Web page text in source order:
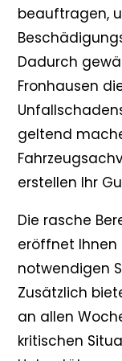
beauftragen,
Dadurch
Fronhausen
geltend
erstellen Ihr
Die rasche
eröffnet Ihnen
notwendigen
Zusätzlich
an allen
kritischen